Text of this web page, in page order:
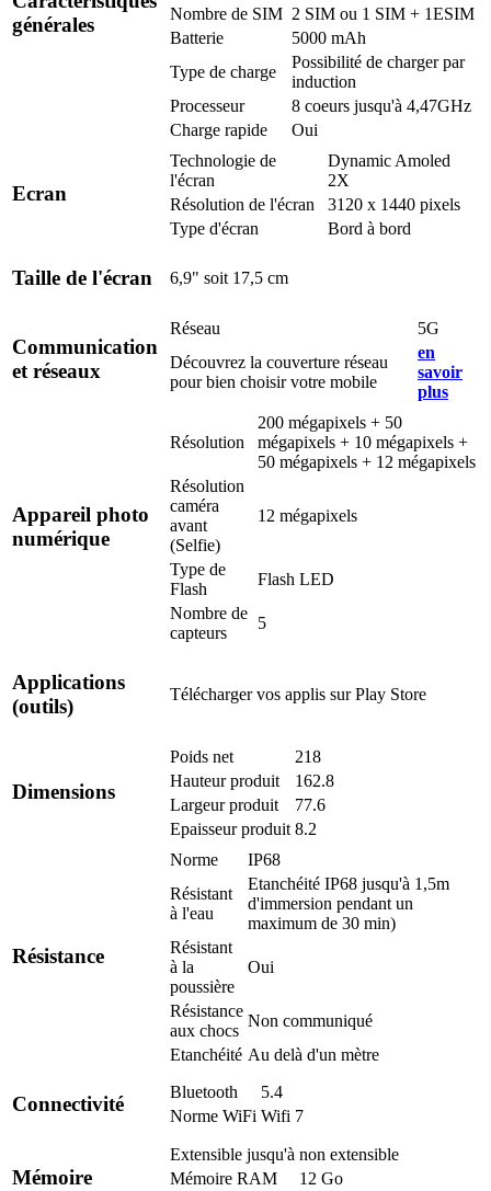
générales
Nombre de SIM 2 SIM ou 1 SIM + 1ESIM
Batterie
5000 mAh
Type de charge
Possibilité de charger par
induction
Processeur
8 coeurs jusqu'à 4,47GHz
Charge rapide
Oui
Ecran
Technologie de
l'écran
Dynamic Amoled
2X
Résolution de l'écran
3120 x 1440 pixels
Type d'écran
Bord à bord
Taille de l'écran 6,9" soit 17,5 cm
Communication
et réseaux
Réseau
5G
Découvrez la couverture réseau
pour bien choisir votre mobile
en
savoir
plus
Appareil photo
numérique
Résolution
200 mégapixels + 50
mégapixels + 10 mégapixels +
50 mégapixels + 12 mégapixels
Résolution
caméra
avant
(Selfie)
12 mégapixels
Type de
Flash
Flash LED
Nombre de
capteurs
5
Applications
(outils)
Télécharger vos applis sur Play Store
Dimensions
Poids net
218
Hauteur produit
162.8
Largeur produit
77.6
Epaisseur produit 8.2
Résistance
Norme
IP68
Résistant
à l'eau
Etanchéité IP68 jusqu'à 1,5m
d'immersion pendant un
maximum de 30 min)
Résistant
à la
poussière
Oui
Résistance
aux chocs
Non communiqué
Etanchéité Au delà d'un mètre
Connectivité
Bluetooth
5.4
Norme WiFi Wifi 7
Mémoire
Extensible jusqu'à non extensible
Mémoire RAM
12 Go